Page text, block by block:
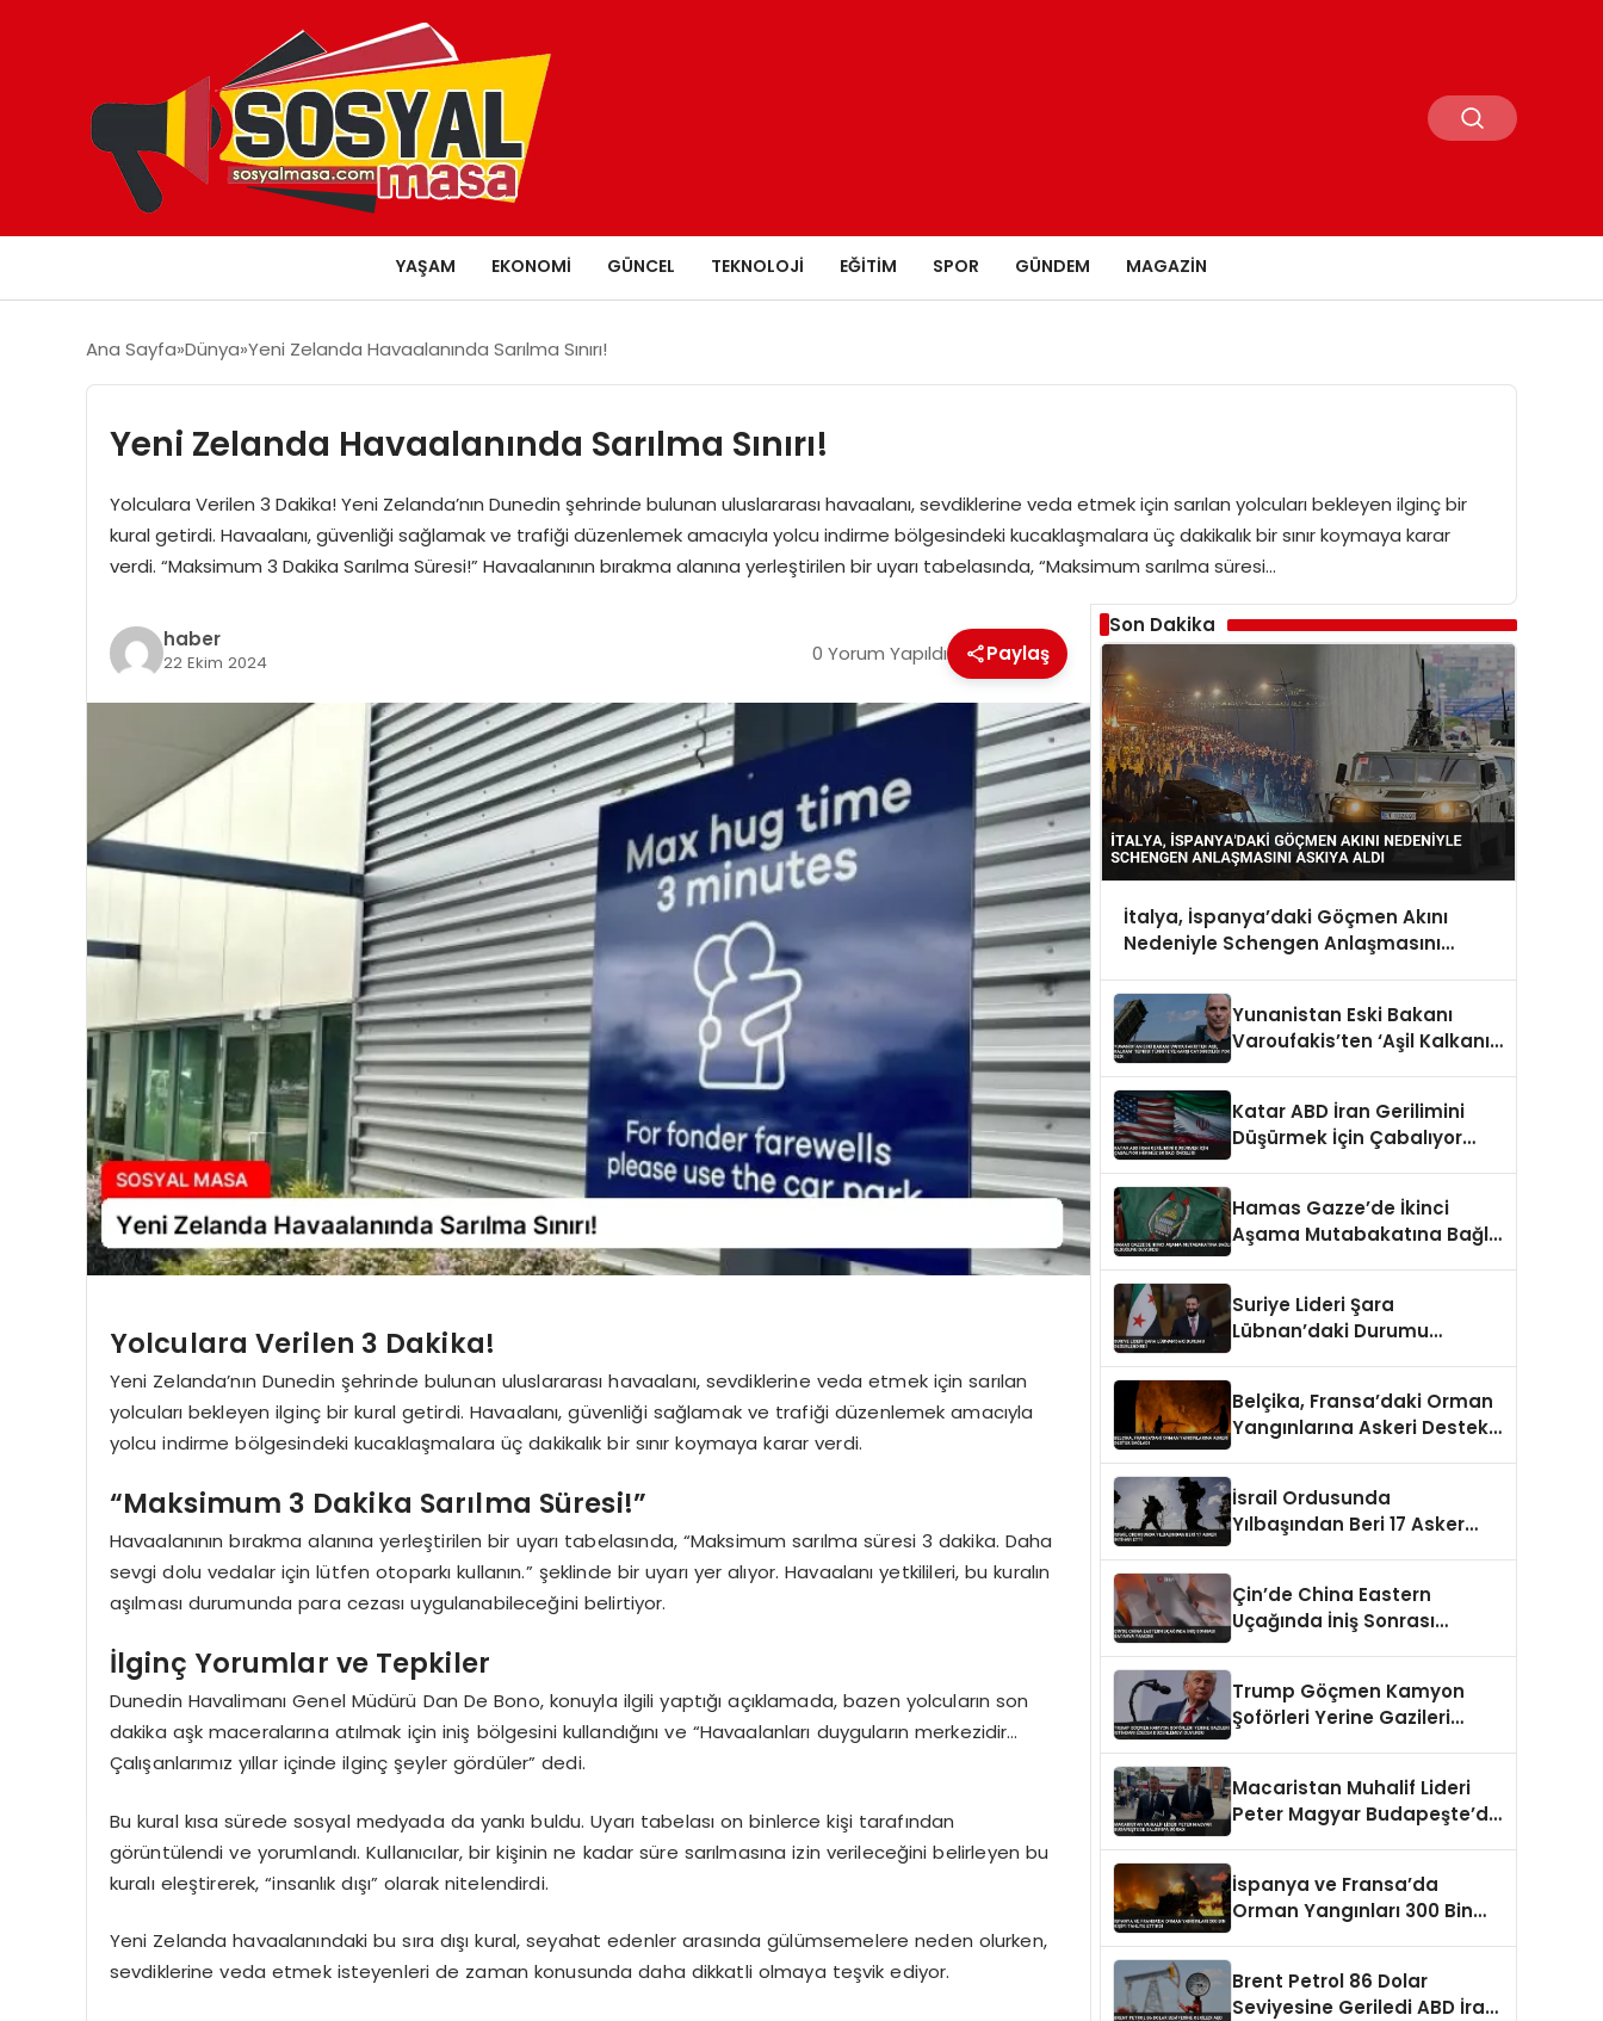
YAŞAM EKONOMI GÜNCEL TEKNOLOJI EĞITIM SPOR GÜNDEM MAGAZIN
Ana Sayfa Dünya Yeni Zelanda Havaalanında Sarılma Sınırı!
Yeni Zelanda Havaalanında Sarılma Sınırı!
Yolculara Verilen 3 Dakika! Yeni Zelanda’nın Dunedin şehrinde bulunan uluslararası havaalanı, sevdiklerine veda etmek için sarılan yolcuları bekleyen ilginç bir
kural getirdi. Havaalanı, güvenliği sağlamak ve trafiği düzenlemek amacıyla yolcu indirme bölgesindeki kucaklaşmalara üç dakikalık bir sınır koymaya karar
verdi. “Maksimum 3 Dakika Sarılma Süresi!” Havaalanının bırakma alanına yerleştirilen bir uyarı tabelasında, “Maksimum sarılma süresi…
haber
22 Ekim 2024 0 Yorum Yapıldı Paylaş
Yolculara Verilen 3 Dakika!
Yeni Zelanda’nın Dunedin şehrinde bulunan uluslararası havaalanı, sevdiklerine veda etmek için sarılan
yolcuları bekleyen ilginç bir kural getirdi. Havaalanı, güvenliği sağlamak ve trafiği düzenlemek amacıyla
yolcu indirme bölgesindeki kucaklaşmalara üç dakikalık bir sınır koymaya karar verdi.
“Maksimum 3 Dakika Sarılma Süresi!”
Havaalanının bırakma alanına yerleştirilen bir uyarı tabelasında, “Maksimum sarılma süresi 3 dakika. Daha
sevgi dolu vedalar için lütfen otoparkı kullanın.” şeklinde bir uyarı yer alıyor. Havaalanı yetkilileri, bu kuralın
aşılması durumunda para cezası uygulanabileceğini belirtiyor.
İlginç Yorumlar ve Tepkiler
Dunedin Havalimanı Genel Müdürü Dan De Bono, konuyla ilgili yaptığı açıklamada, bazen yolcuların son
dakika aşk maceralarına atılmak için iniş bölgesini kullandığını ve “Havaalanları duyguların merkezidir…
Çalışanlarımız yıllar içinde ilginç şeyler gördüler” dedi.
Bu kural kısa sürede sosyal medyada da yankı buldu. Uyarı tabelası on binlerce kişi tarafından
görüntülendi ve yorumlandı. Kullanıcılar, bir kişinin ne kadar süre sarılmasına izin verileceğini belirleyen bu
kuralı eleştirerek, “insanlık dışı” olarak nitelendirdi.
Yeni Zelanda havaalanındaki bu sıra dışı kural, seyahat edenler arasında gülümsemelere neden olurken,
sevdiklerine veda etmek isteyenleri de zaman konusunda daha dikkatli olmaya teşvik ediyor.
Son Dakika
İtalya, İspanya’daki Göçmen Akını
Nedeniyle Schengen Anlaşmasını
Yunanistan Eski Bakanı
Varoufakis’ten ‘Aşil Kalkanı’
Katar ABD İran Gerilimini
Düşürmek İçin Çabalıyor
Hamas Gazze’de İkinci
Aşama Mutabakatına Bağlı
Suriye Lideri Şara
Lübnan’daki Durumu
Belçika, Fransa’daki Orman
Yangınlarına Askeri Destek
İsrail Ordusunda
Yılbaşından Beri 17 Asker
Çin’de China Eastern
Uçağında İniş Sonrası
Trump Göçmen Kamyon
Şoförleri Yerine Gazileri
Macaristan Muhalif Lideri
Peter Magyar Budapeşte’de
İspanya ve Fransa’da
Orman Yangınları 300 Bin
Brent Petrol 86 Dolar
Seviyesine Geriledi ABD İran